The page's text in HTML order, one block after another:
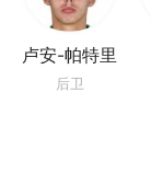
卢安-帕特里
克
后卫